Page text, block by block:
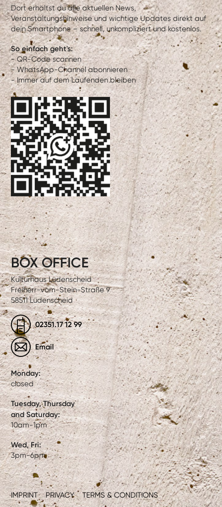
Dort erhältst du alle aktuellen News,
Veranstaltungshinweise und wichtige Updates direkt auf
dein Smartphone – schnell, unkompliziert und kostenlos.
So einfach geht's:
- QR-Code scannen
- WhatsApp-Channel abonnieren
- Immer auf dem Laufenden bleiben
IMPRINT PRIVACY TERMS & CONDITIONS
BOX OFFICE
Kulturhaus Lüdenscheid
Freiherr-vom-Stein-Straße 9
58511 Lüdenscheid
02351.17 12 99
Email
Monday:
closed
Tuesday, Thursday
and Saturday:
10am-1pm
Wed, Fri:
3pm-6pm